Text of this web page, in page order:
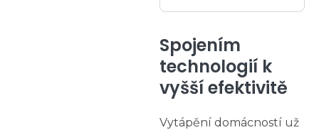
Spojením
technologií k
vyšší efektivitě
Vytápění domácností už